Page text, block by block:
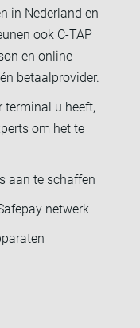
in Nederland en
ook C-TAP
en online
betaalprovider.
terminal u heeft,
om het te
aan te schaffen
netwerk